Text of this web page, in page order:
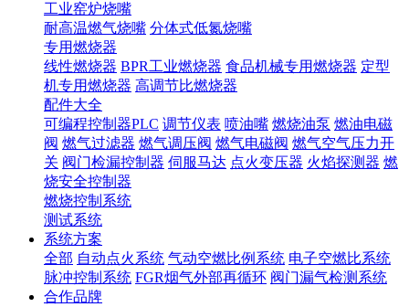
工业窑炉烧嘴
耐高温燃气烧嘴 分体式低氮烧嘴
专用燃烧器
线性燃烧器 BPR工业燃烧器 食品机械专用燃烧器 定型
机专用燃烧器 高调节比燃烧器
配件大全
可编程控制器PLC 调节仪表 喷油嘴 燃烧油泵 燃油电磁
阀 燃气过滤器 燃气调压阀 燃气电磁阀 燃气空气压力开
关 阀门检漏控制器 伺服马达 点火变压器 火焰探测器 燃
烧安全控制器
燃烧控制系统
测试系统
系统方案
全部 自动点火系统 气动空燃比例系统 电子空燃比系统
脉冲控制系统 FGR烟气外部再循环 阀门漏气检测系统
合作品牌